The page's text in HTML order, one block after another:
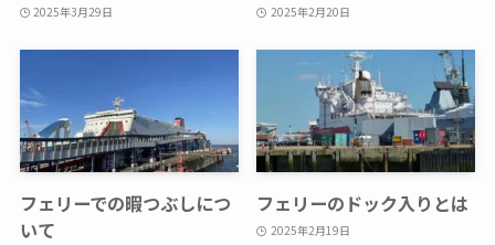
2025年3月29日 2025年2月20日
フェリーでの暇つぶしにつ
いて
フェリーのドック入りとは
2025年2月19日